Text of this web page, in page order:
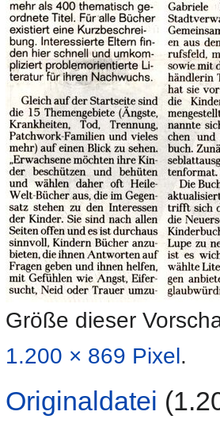
Größe dieser
1.200 × 869 Pixel.
Originaldatei